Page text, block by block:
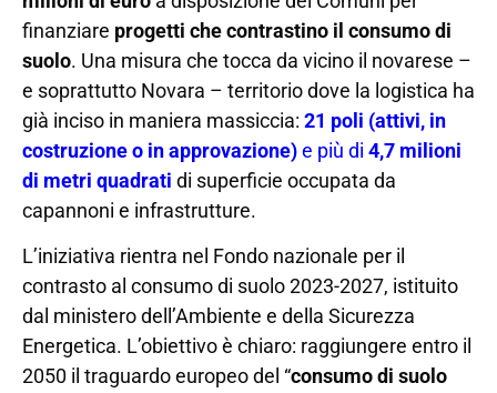
finanziare progetti che contrastino il consumo di
suolo. Una misura che tocca da vicino il novarese –
e soprattutto Novara – territorio dove la logistica ha
già inciso in maniera massiccia: 21 poli (attivi, in
costruzione o in approvazione)e più di 4,7 milioni
di metri quadrati di superficie occupata da
capannoni e infrastrutture.
L’iniziativa rientra nel Fondo nazionale per il
contrasto al consumo di suolo 2023-2027, istituito
dal ministero dell’Ambiente e della Sicurezza
Energetica. L’obiettivo è chiaro: raggiungere entro il
2050 il traguardo europeo del “consumo di suolo